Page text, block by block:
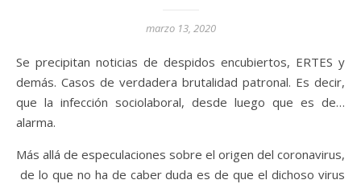
marzo 13, 2020
Se precipitan noticias de despidos encubiertos, ERTES y
demás. Casos de verdadera brutalidad patronal. Es decir,
que la infección sociolaboral, desde luego que es de…
alarma.
Más allá de especulaciones sobre el origen del coronavirus,
de lo que no ha de caber duda es de que el dichoso virus